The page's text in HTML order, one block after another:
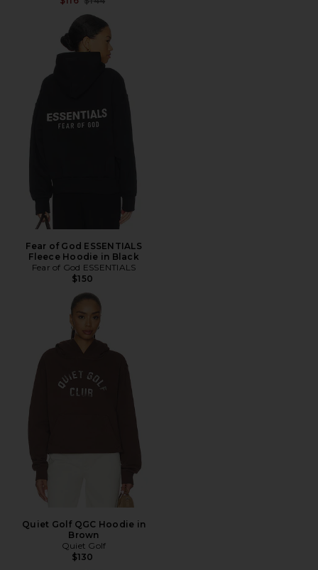
Fear of God ESSENTIALS
Fleece Hoodie in Black
Fear of God ESSENTIALS
$150
Quiet Golf QGC Hoodie in
Brown
Quiet Golf
$130